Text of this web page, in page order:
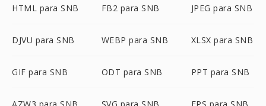
HTML para SNB FB2 para SNB JPEG para SNB
DJVU para SNB WEBP para SNB XLSX para SNB
GIF para SNB ODT para SNB PPT para SNB